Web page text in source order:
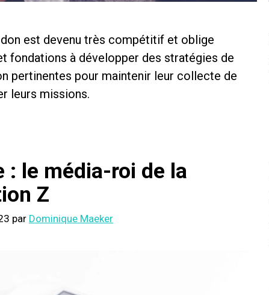
est devenu très compétitif et oblige
fondations à développer des stratégies de
pertinentes pour maintenir leur collecte de
leurs missions.
: le média-roi de la
Z
par Dominique Maeker